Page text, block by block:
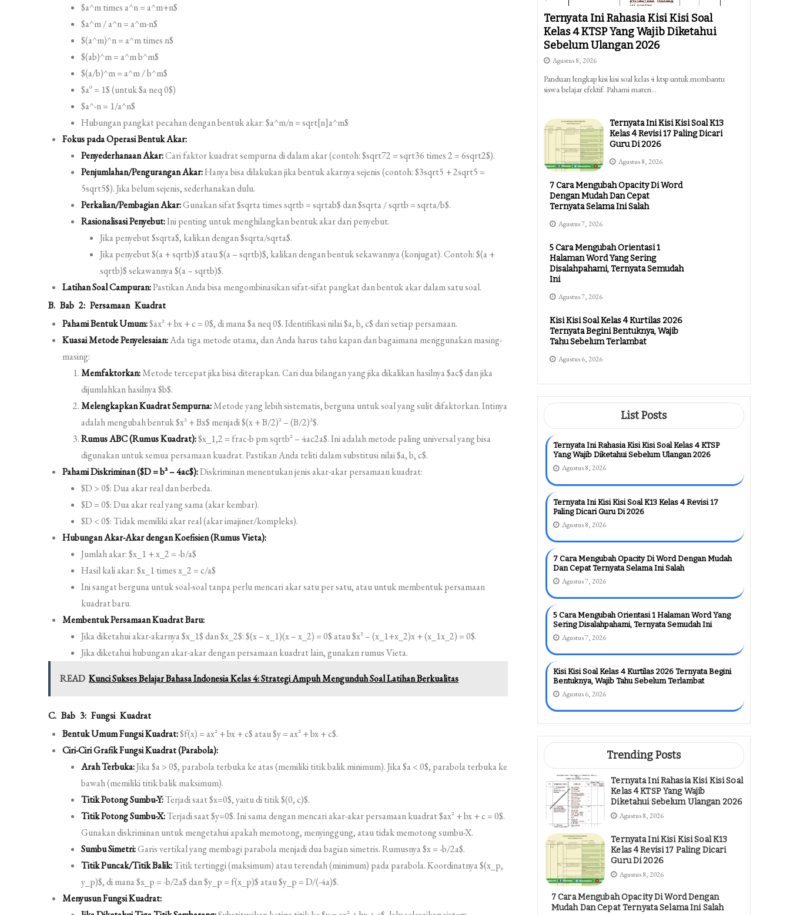
$a^m times a^n = a^m+n$
$a^m / a^n = a^m-n$
$(a^m)^n = a^m times n$
$(ab)^m = a^m b^m$
$(a/b)^m = a^m / b^m$
$a^0 = 1$ (untuk $a neq 0$)
$a^-n = 1/a^n$
Hubungan pangkat pecahan dengan bentuk akar: $a^m/n = sqrt[n]a^m$
Fokus pada Operasi Bentuk Akar:
Penyederhanaan Akar:Cari faktor kuadrat sempurna di dalam akar (contoh: $sqrt72 = sqrt36 times 2 = 6sqrt2$).
Penjumlahan/Pengurangan Akar:Hanya bisa dilakukan jika bentuk akarnya sejenis (contoh: $3sqrt5 + 2sqrt5 =
5sqrt5$). Jika belum sejenis, sederhanakan dulu.
Perkalian/Pembagian Akar:Gunakan sifat $sqrta times sqrtb = sqrtab$ dan $sqrta / sqrtb = sqrta/b$.
Rasionalisasi Penyebut:Ini penting untuk menghilangkan bentuk akar dari penyebut.
Jika penyebut $sqrta$, kalikan dengan $sqrta/sqrta$.
Jika penyebut $(a + sqrtb)$ atau $(a – sqrtb)$, kalikan dengan bentuk sekawannya (konjugat). Contoh: $(a +
sqrtb)$ sekawannya $(a – sqrtb)$.
Latihan Soal Campuran:Pastikan Anda bisa mengombinasikan sifat-sifat pangkat dan bentuk akar dalam satu soal.
B. Bab 2: Persamaan Kuadrat
Pahami Bentuk Umum:$ax^2 + bx + c = 0$, di mana $a neq 0$. Identifikasi nilai $a, b, c$ dari setiap persamaan.
Kuasai Metode Penyelesaian:Ada tiga metode utama, dan Anda harus tahu kapan dan bagaimana menggunakan masing-
masing:
Memfaktorkan:Metode tercepat jika bisa diterapkan. Cari dua bilangan yang jika dikalikan hasilnya $ac$ dan jika
dijumlahkan hasilnya $b$.
Melengkapkan Kuadrat Sempurna:Metode yang lebih sistematis, berguna untuk soal yang sulit difaktorkan. Intinya
adalah mengubah bentuk $x^2 + Bx$ menjadi $(x + B/2)^2 – (B/2)^2$.
Rumus ABC (Rumus Kuadrat):$x_1,2 = frac-b pm sqrtb^2 – 4ac2a$. Ini adalah metode paling universal yang bisa
digunakan untuk semua persamaan kuadrat. Pastikan Anda teliti dalam substitusi nilai $a, b, c$.
Pahami Diskriminan ($D = b^2 – 4ac$):Diskriminan menentukan jenis akar-akar persamaan kuadrat:
$D > 0$: Dua akar real dan berbeda.
$D = 0$: Dua akar real yang sama (akar kembar).
$D < 0$: Tidak memiliki akar real (akar imajiner/kompleks).
Hubungan Akar-Akar dengan Koefisien (Rumus Vieta):
Jumlah akar: $x_1 + x_2 = -b/a$
Hasil kali akar: $x_1 times x_2 = c/a$
Ini sangat berguna untuk soal-soal tanpa perlu mencari akar satu per satu, atau untuk membentuk persamaan
kuadrat baru.
Membentuk Persamaan Kuadrat Baru:
Jika diketahui akar-akarnya $x_1$ dan $x_2$: $(x – x_1)(x – x_2) = 0$ atau $x^2 – (x_1+x_2)x + (x_1x_2) = 0$.
Jika diketahui hubungan akar-akar dengan persamaan kuadrat lain, gunakan rumus Vieta.
READ Kunci Sukses Belajar Bahasa Indonesia Kelas 4: Strategi Ampuh Mengunduh Soal Latihan Berkualitas
C. Bab 3: Fungsi Kuadrat
Bentuk Umum Fungsi Kuadrat:$f(x) = ax^2 + bx + c$ atau $y = ax^2 + bx + c$.
Ciri-Ciri Grafik Fungsi Kuadrat (Parabola):
Arah Terbuka:Jika $a > 0$, parabola terbuka ke atas (memiliki titik balik minimum). Jika $a < 0$, parabola terbuka ke
bawah (memiliki titik balik maksimum).
Titik Potong Sumbu-Y:Terjadi saat $x=0$, yaitu di titik $(0, c)$.
Titik Potong Sumbu-X:Terjadi saat $y=0$. Ini sama dengan mencari akar-akar persamaan kuadrat $ax^2 + bx + c = 0$.
Gunakan diskriminan untuk mengetahui apakah memotong, menyinggung, atau tidak memotong sumbu-X.
Sumbu Simetri:Garis vertikal yang membagi parabola menjadi dua bagian simetris. Rumusnya $x = -b/2a$.
Titik Puncak/Titik Balik:Titik tertinggi (maksimum) atau terendah (minimum) pada parabola. Koordinatnya $(x_p,
y_p)$, di mana $x_p = -b/2a$ dan $y_p = f(x_p)$ atau $y_p = D/(-4a)$.
Menyusun Fungsi Kuadrat:
Ternyata Ini Rahasia Kisi Kisi Soal
Kelas 4 KTSP Yang Wajib Diketahui
Sebelum Ulangan 2026
Agustus 8, 2026
Panduan lengkap kisi kisi soal kelas 4 ktsp untuk membantu
siswa belajar efektif. Pahami materi…
Ternyata Ini Kisi Kisi Soal K13
Kelas 4 Revisi 17 Paling Dicari
Guru Di 2026
Agustus 8, 2026
7 Cara Mengubah Opacity Di Word
Dengan Mudah Dan Cepat
Ternyata Selama Ini Salah
Agustus 7, 2026
5 Cara Mengubah Orientasi 1
Halaman Word Yang Sering
Disalahpahami, Ternyata Semudah
Ini
Agustus 7, 2026
Kisi Kisi Soal Kelas 4 Kurtilas 2026
Ternyata Begini Bentuknya, Wajib
Tahu Sebelum Terlambat
Agustus 6, 2026
List Posts
Ternyata Ini Rahasia Kisi Kisi Soal Kelas 4 KTSP
Yang Wajib Diketahui Sebelum Ulangan 2026
Agustus 8, 2026
Ternyata Ini Kisi Kisi Soal K13 Kelas 4 Revisi 17
Paling Dicari Guru Di 2026
Agustus 8, 2026
7 Cara Mengubah Opacity Di Word Dengan Mudah
Dan Cepat Ternyata Selama Ini Salah
Agustus 7, 2026
5 Cara Mengubah Orientasi 1 Halaman Word Yang
Sering Disalahpahami, Ternyata Semudah Ini
Agustus 7, 2026
Kisi Kisi Soal Kelas 4 Kurtilas 2026 Ternyata Begini
Bentuknya, Wajib Tahu Sebelum Terlambat
Agustus 6, 2026
Trending Posts
Ternyata Ini Rahasia Kisi Kisi Soal
Kelas 4 KTSP Yang Wajib
Diketahui Sebelum Ulangan 2026
Agustus 8, 2026
Ternyata Ini Kisi Kisi Soal K13
Kelas 4 Revisi 17 Paling Dicari
Guru Di 2026
Agustus 8, 2026
7 Cara Mengubah Opacity Di Word Dengan
Mudah Dan Cepat Ternyata Selama Ini Salah